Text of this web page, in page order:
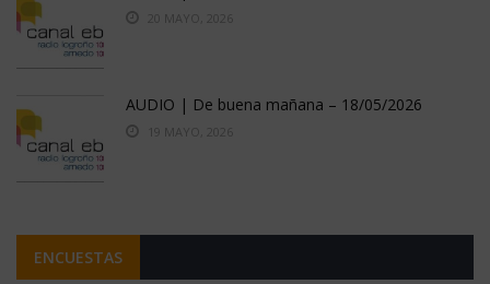
20 MAYO, 2026
AUDIO | De buena mañana – 18/05/2026
19 MAYO, 2026
ENCUESTAS